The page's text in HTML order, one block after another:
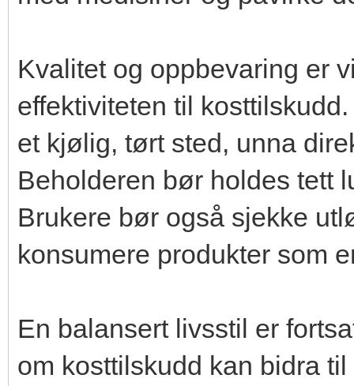
Kvalitet og oppbevaring er
effektiviteten til
et kjølig, tørt sted, unna
Beholderen bør holdes tett
Brukere bør også sjekke
konsumere produkter som
En balansert livsstil er
om kosttilskudd kan bidra